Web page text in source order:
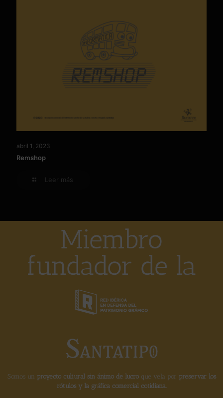
abril 1, 2023
Remshop
Leer más
Miembro
fundador de la
Somos un proyecto cultural sin ánimo de lucroque vela por preservar los
rótulos y la gráfica comercial cotidiana.